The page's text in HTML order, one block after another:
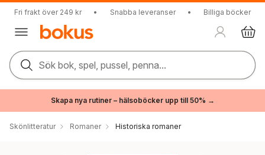
Fri frakt över 249 kr • Snabba leveranser • Billiga böcker
Sök bok, spel, pussel, penna...
Skapa nya rutiner – hälsoböcker upp till 50% →
Skönlitteratur Romaner Historiska romaner